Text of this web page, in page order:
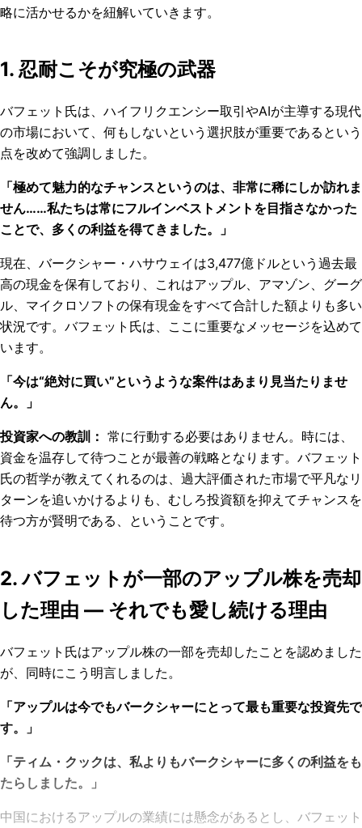
略に活かせるかを紐解いていきます。
1. 忍耐こそが究極の武器
バフェット氏は、ハイフリクエンシー取引やAIが主導する現代
の市場において、何もしないという選択肢が重要であるという
点を改めて強調しました。
「極めて魅力的なチャンスというのは、非常に稀にしか訪れま
せん……私たちは常にフルインベストメントを目指さなかった
ことで、多くの利益を得てきました。」
現在、バークシャー・ハサウェイは3,477億ドルという過去最
高の現金を保有しており、これはアップル、アマゾン、グーグ
ル、マイクロソフトの保有現金をすべて合計した額よりも多い
状況です。バフェット氏は、ここに重要なメッセージを込めて
います。
「今は“絶対に買い”というような案件はあまり見当たりませ
ん。」
投資家への教訓： 常に行動する必要はありません。時には、
資金を温存して待つことが最善の戦略となります。バフェット
氏の哲学が教えてくれるのは、過大評価された市場で平凡なリ
ターンを追いかけるよりも、むしろ投資額を抑えてチャンスを
待つ方が賢明である、ということです。
2. バフェットが一部のアップル株を売却
した理由 — それでも愛し続ける理由
バフェット氏はアップル株の一部を売却したことを認めました
が、同時にこう明言しました。
「アップルは今でもバークシャーにとって最も重要な投資先で
す。」
「ティム・クックは、私よりもバークシャーに多くの利益をも
たらしました。」
中国におけるアップルの業績には懸念があるとし、バフェット